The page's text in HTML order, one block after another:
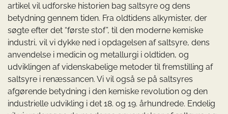
artikel vil udforske historien bag saltsyre og dens
betydning gennem tiden. Fra oldtidens alkymister, der
søgte efter det “første stof”, til den moderne kemiske
industri, vil vi dykke ned i opdagelsen af saltsyre, dens
anvendelse i medicin og metallurgi i oldtiden, og
udviklingen af videnskabelige metoder til fremstilling af
saltsyre i renæssancen. Vi vil også se på saltsyres
afgørende betydning i den kemiske revolution og den
industrielle udvikling i det 18. og 19. århundrede. Endelig